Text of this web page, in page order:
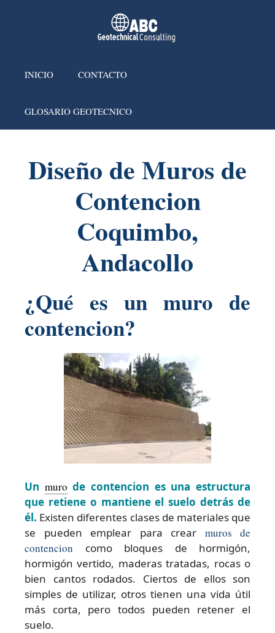
INICIO CONTACTO
GLOSARIO GEOTECNICO
Diseño de Muros de
Contencion
Coquimbo,
Andacollo
¿Qué es un muro de
contencion?
Un muro de contencion es una estructura
que retiene o mantiene el suelo detrás de
él. Existen diferentes clases de materiales que
se pueden emplear para crear muros de
contencion como bloques de hormigón,
hormigón vertido, maderas tratadas, rocas o
bien cantos rodados. Ciertos de ellos son
simples de utilizar, otros tienen una vida útil
más corta, pero todos pueden retener el
suelo.